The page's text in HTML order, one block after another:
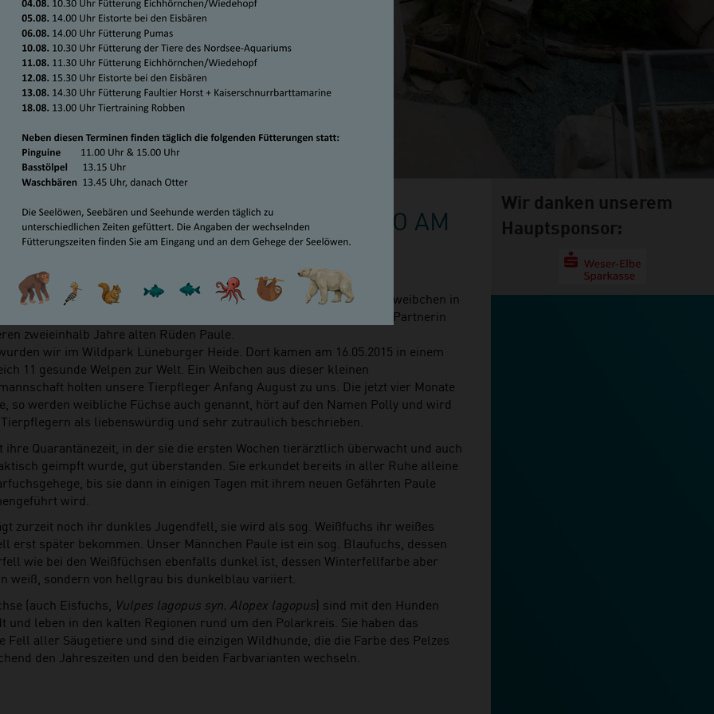
POLARFUCHSWEIBCHEN IM ZOO AM
16. September 2015
am Meer hat eine neue Polarfuchs-Fähe. Nachdem leider unser Zuchtweibchen in
im hohen Alter verstarb, suchten wir fieberhaft nach einer neuen Partnerin
zweieinhalb Jahre alten Rüden Paule.
wir im Wildpark Lüneburger Heide. Dort kamen am 16.05.2015 in einem
11 gesunde Welpen zur Welt. Ein Weibchen aus dieser kleinen
holten unsere Tierpfleger Anfang August zu uns. Die jetzt vier Monate
so werden weibliche Füchse auch genannt, hört auf den Namen Polly und wird
als liebenswürdig und sehr zutraulich beschrieben.
ihre Quarantänezeit, in der sie die ersten Wochen tierärztlich überwacht und auch
geimpft wurde, gut überstanden. Sie erkundet bereits in aller Ruhe alleine
bis sie dann in einigen Tagen mit ihrem neuen Gefährten Paule
wird.
zurzeit noch ihr dunkles Jugendfell, sie wird als sog. Weißfuchs ihr weißes
erst später bekommen. Unser Männchen Paule ist ein sog. Blaufuchs, dessen
wie bei den Weißfüchsen ebenfalls dunkel ist, dessen Winterfellfarbe aber
weiß, sondern von hellgrau bis dunkelblau variiert.
(auch Eisfuchs, Vulpes lagopus syn. Alopex lagopus) sind mit den Hunden
und leben in den kalten Regionen rund um den Polarkreis. Sie haben das
Fell aller Säugetiere und sind die einzigen Wildhunde, die die Farbe des Pelzes
den Jahreszeiten und den beiden Farbvarianten wechseln.
Wir danken unserem
Hauptsponsor: